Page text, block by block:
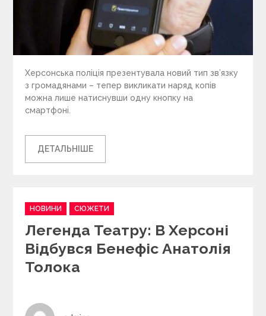
Херсонська поліція презентувала новий тип зв’язку
з громадянами – тепер викликати наряд копів
можна лише натиснувши одну кнопку на
смартфоні.
ДЕТАЛЬНІШЕ
C
a
t
e
g
o
e
НОВИНИ СЮЖЕТИ
Легенда Театру: В Херсоні
Відбувся Бенефіс Анатолія
Толока